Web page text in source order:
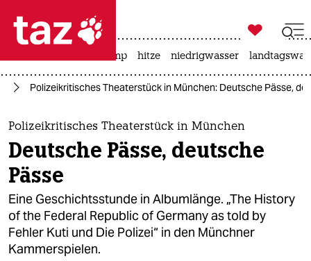
 taz zahl ich
taz zahl ich
themen
politik
öko
gesellschaft
kultur

taz zahl ich
usa unter trump hitze niedrigwasser
Polizeikritisches Theaterstück in München: Deutsche Pässe,
Polizeikritisches Theaterstück in München
Deutsche Pässe, deutsche
Pässe
Eine Geschichtsstunde in Albumlänge. „The History
of the Federal Republic of Germany as told by
Fehler Kuti und Die Polizei“ in den Münchner
Kammerspielen.